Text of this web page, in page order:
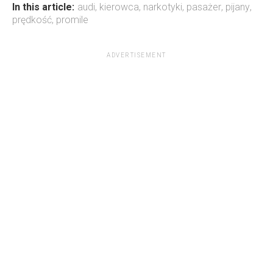
In this article: audi, kierowca, narkotyki, pasażer, pijany,
prędkość, promile
ADVERTISEMENT